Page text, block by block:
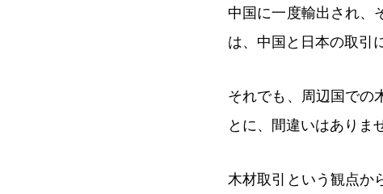
中国に一度輸出され、
は、中国と日本の取引
それでも、周辺国での
とに、間違いはありま
木材取引という観点か